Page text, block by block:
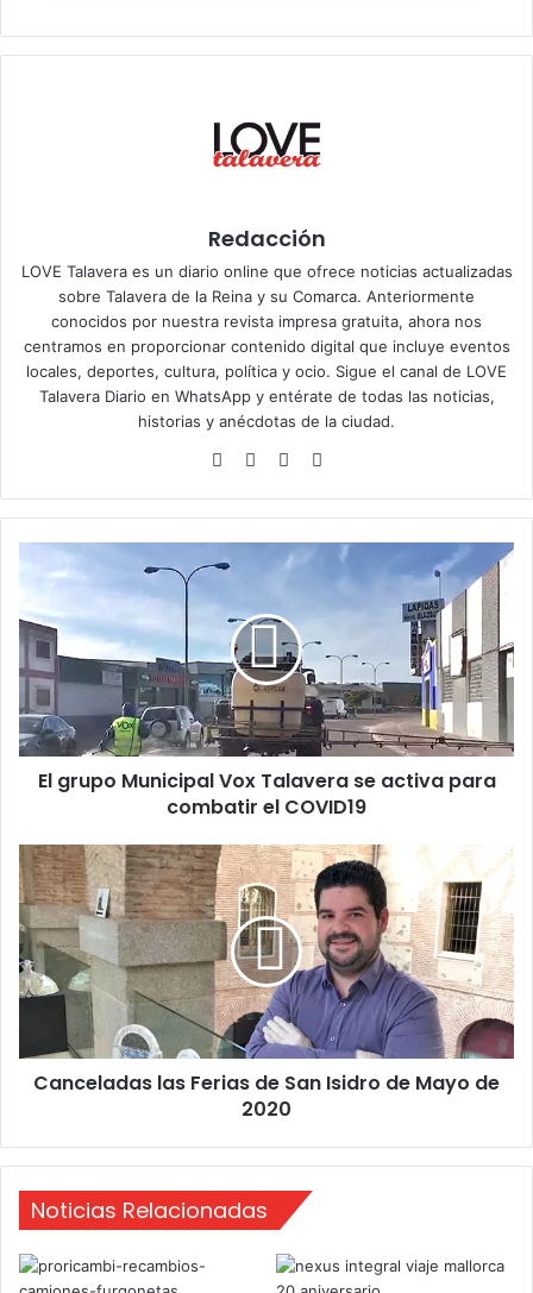
Redacción
LOVE Talavera es un diario online que ofrece noticias actualizadas
sobre Talavera de la Reina y su Comarca. Anteriormente
conocidos por nuestra revista impresa gratuita, ahora nos
centramos en proporcionar contenido digital que incluye eventos
locales, deportes, cultura, política y ocio. Sigue el canal de LOVE
Talavera Diario en WhatsAppy entérate de todas las noticias,
historias y anécdotas de la ciudad.
Siti
we
b
Fa
bo
ok
X
ra
m
p
o
M
u
p
a
l
V
o
x
a
e
s
e
a
El grupo Municipal Vox Talavera se activa para
combatir el COVID19
C
a
n
c
e
l
a
r
i
Canceladas las Ferias de San Isidro de Mayo de
2020
Noticias Relacionadas